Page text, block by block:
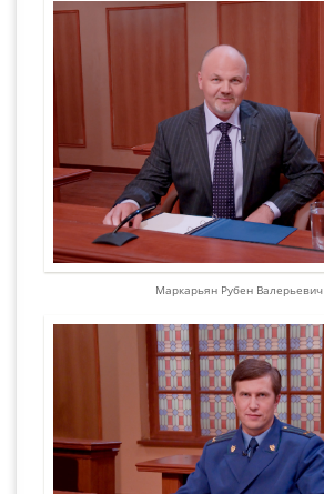
Маркарьян Рубен Валерьевич